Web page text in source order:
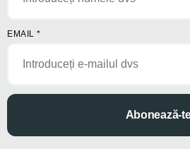
EMAIL *
Abonează-